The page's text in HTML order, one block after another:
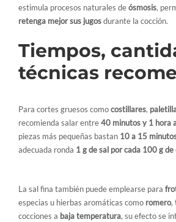
estimula procesos naturales deósmosis,
retenga mejor sus jugosdurante la cocción.
Tiempos,
técnicas
Para cortes gruesos comocostillares,
recomienda salar entre40 minutos y 1 hora
piezas más pequeñas bastan 10 a 15
adecuada ronda 1 g de sal por cada 100 g de
La sal fina también puede emplearse para
especias u hierbas aromáticas como romero,
cocciones a baja temperatura, su efecto se